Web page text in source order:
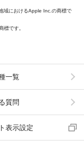
域におけるApple Inc.の商標で
です。
一覧
質問
表示設定